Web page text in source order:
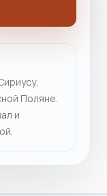
Поляне.
и